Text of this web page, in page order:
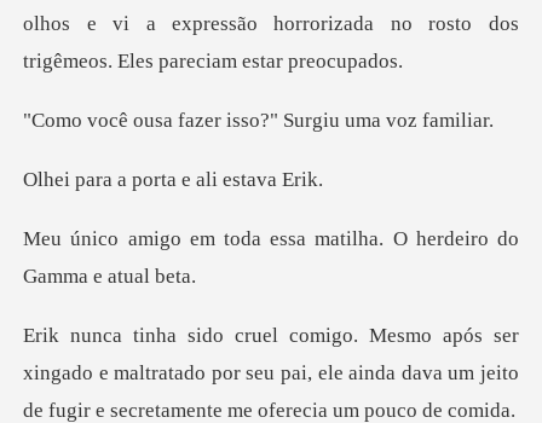
olhos e vi a expressão ho
zer isso?" Surgiu
porta e ali
essa matilha. O herdeiro
ado e maltratado por seu pai, ele ainda dava um jeito
d